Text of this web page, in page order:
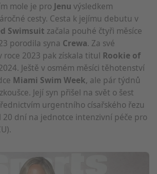
mole je pro Jenu výsledkem
cesty. Cesta k jejímu debutu v
Swimsuit začala pouhé čtyři měsíce
porodila syna Crewa. Za své
roce 2023 pak získala titul Rookie of
Ještě v osmém měsíci těhotenství
Miami Swim Week, ale pár týdnů
Její syn přišel na svět o šest
urgentního císařského řezu
20 dní na jednotce intenzivní péče pro